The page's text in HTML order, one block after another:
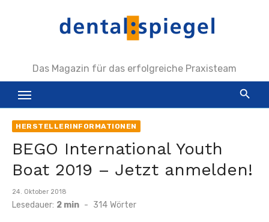
Das Magazin für das erfolgreiche Praxisteam
HERSTELLERINFORMATIONEN
BEGO International Youth
Boat 2019 – Jetzt anmelden!
Veröffentlicht
am
24. Oktober 2018
Lesedauer: 2 min - 314 Wörter